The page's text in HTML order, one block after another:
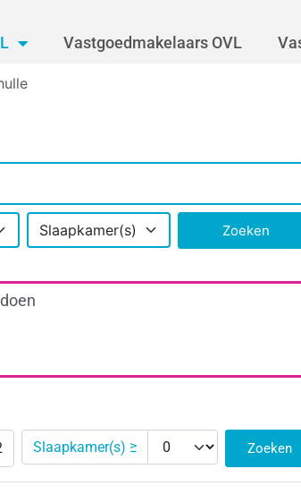
Vastgoedmakelaars OVL
Slaapkamer(s) Zoeken
Slaapkamer(s) ≥ Zoeken